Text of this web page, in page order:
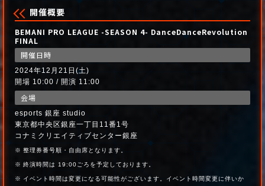
開催概要
BEMANI PRO LEAGUE -SEASON 4- DanceDanceRevolution
FINAL
開催日時
2024年12月21日(土)
開場 10:00 / 開演 11:00
会場
esports 銀座 studio
東京都中央区銀座一丁目11番1号
コナミクリエイティブセンター銀座
整理券番号順・自由席となります。
終演時間は 19:00ごろを予定しております。
イベント時間は変更になる可能性がございます。イベント時間変更に伴いか